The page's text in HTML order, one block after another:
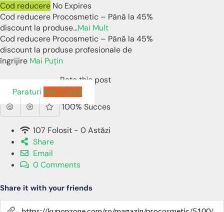
Cod reducere No Expires
Cod reducere Procosmetic – Până la 45%
discount la produse...Mai Mult
Cod reducere Procosmetic – Până la 45%
discount la produse profesionale de
îngrijire Mai Puțin
Rate this post
Paraturi Vezi Codul
100% Succes
107 Folosit - 0 Astăzi
Share
Email
0 Comments
Share it with your friends